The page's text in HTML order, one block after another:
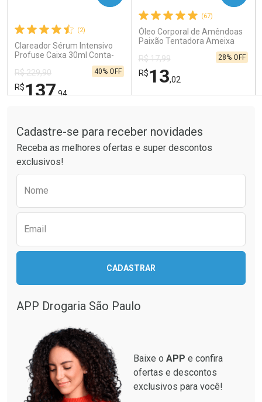
Comprar sem Desconto
Por R$ 189,99/cada
Comprar sem Desconto
Comprar sem Desconto
Por R$ 121,90/cada
Comprar sem Desconto
Por R$ 121,90/cada
(2)
Clareador Sérum Intensivo
Profuse Caixa 30ml Conta-
R$ 229,90
R$137,94
40% OFF
Laboratório
Comprar sem Desconto
Por Menos
Comprar sem Desconto
(67)
Óleo Corporal de Amêndoas
Paixão Tentadora Ameixa
R$ 17,99
R$13,02
28% OFF
Laboratório
Comprar sem Desconto
Por Menos
Comprar sem Desconto
Cadastre-se para receber novidades
Receba as melhores ofertas e super descontos
exclusivos!
Nome
Email
CADASTRAR
APP Drogaria São Paulo
Baixe o APP e confira
ofertas e descontos
exclusivos para você!